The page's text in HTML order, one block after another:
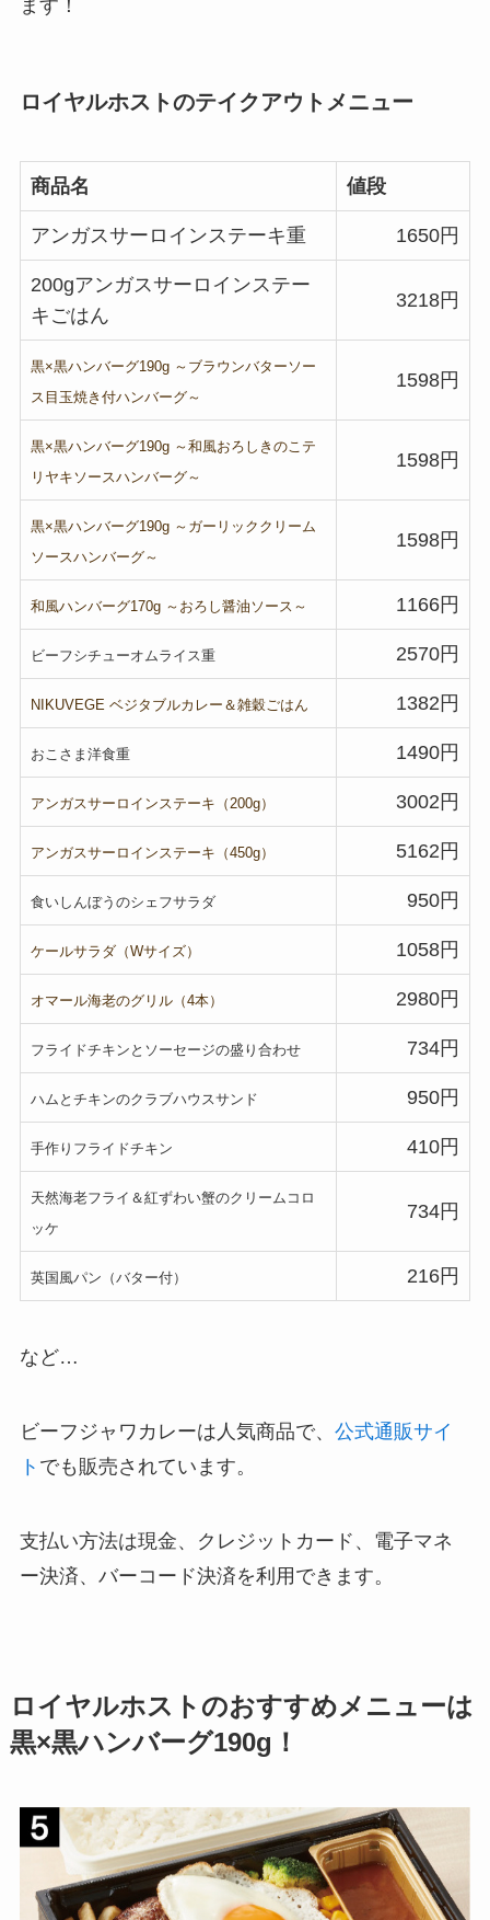
ます！
ロイヤルホストのテイクアウトメニュー
商品名 値段
アンガスサーロインステーキ重 1650円
200gアンガスサーロインステー
キごはん
3218円
黒×黒ハンバーグ190g ～ブラウンバターソー
ス目玉焼き付ハンバーグ～
1598円
黒×黒ハンバーグ190g ～和風おろしきのこテ
リヤキソースハンバーグ～
1598円
黒×黒ハンバーグ190g ～ガーリッククリーム
ソースハンバーグ～
1598円
和風ハンバーグ170g ～おろし醤油ソース～ 1166円
ビーフシチューオムライス重 2570円
NIKUVEGE ベジタブルカレー＆雑穀ごはん 1382円
おこさま洋食重 1490円
アンガスサーロインステーキ（ 200g） 3002円
アンガスサーロインステーキ（450g） 5162円
食いしんぼうのシェフサラダ 950円
ケールサラダ（Wサイズ） 1058円
オマール海老のグリル（4本） 2980円
フライドチキンとソーセージの盛り合わせ 734円
ハムとチキンのクラブハウスサンド 950円
手作りフライドチキン 410円
天然海老フライ＆紅ずわい蟹のクリームコロ
ッケ
734円
英国風パン（バター付） 216円
など…
ビーフジャワカレーは人気商品で、 公式通販サイ
ト でも販売されています。
支払い方法は現金、クレジットカード、 電子マネ
ー決済、バーコード決済を利用できます。
ロイヤルホストのおすすめメニューは
黒×黒ハンバーグ190g！